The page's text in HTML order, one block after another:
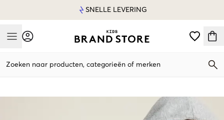
SNELLE LEVERING
Mobile Menu
Zoeken naar producten, categorieën of merken